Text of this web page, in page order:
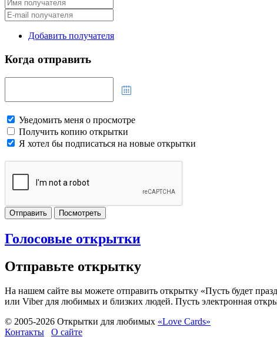
Добавить получателя
Когда отправить
Уведомить меня о просмотре
Получить копию открытки
Я хотел бы подписаться на новые открытки
Отправить Посмотреть
Голосовые открытки
Отправьте открытку
На нашем сайте вы можете отправить открытку «Пусть будет
или Viber для любимых и близких людей. Пусть электронная
© 2005-2026 Открытки для любимых «Love Cards»
Контакты
О сайте